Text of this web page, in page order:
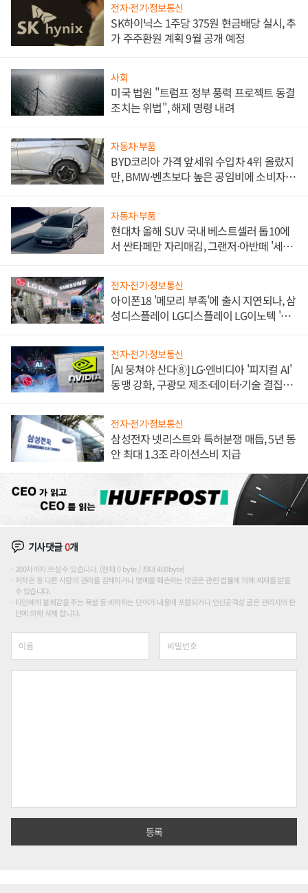
전자·전기·정보통신
SK하이닉스 1주당 375원 현금배당 실시, 추
가 주주환원 계획 9월 공개 예정
사회
미국 법원 "트럼프 정부 풍력 프로젝트 동결
조치는 위법", 해제 명령 내려
자동차·부품
BYD코리아 가격 앞세워 수입차 4위 올랐지
만, BMW·벤츠보다 높은 공임비에 소비자
자동차·부품
현대차 올해 SUV 국내 베스트셀러 톱10에
서 싼타페만 자리매김, 그랜저·아반떼 '세단
전자·전기·정보통신
아이폰18 '메모리 부족'에 출시 지연되나, 삼
성디스플레이 LG디스플레이 LG이노텍 '탈
전자·전기·정보통신
[AI 뭉쳐야 산다⑧] LG·엔비디아 '피지컬 AI'
동맹 강화, 구광모 제조·데이터·기술 결집
전자·전기·정보통신
삼성전자 넷리스트와 특허분쟁 매듭, 5년 동
안 최대 1.3조 라이선스비 지급
기사댓글0개
200자까지 쓰실 수 있습니다. (현재 0 byte / 최대 400byte)
저작권 등 다른 사람의 권리를 침해하거나 명예를 훼손하는 댓글은 관련 법률에 의해 제재를 받을
수 있습니다.
타인에게 불쾌감을 주는 욕설 등 비하하는 단어가 내용에 포함되거나 인신공격성 글은 관리자의 판
단에 의해 삭제 합니다.